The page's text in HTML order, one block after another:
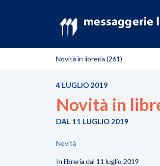
Novità in libreria (261)
4 LUGLIO 2019
Novità in
DAL 11 LUGLIO 2019
Novità
In libreria dal 11 luglio 2019